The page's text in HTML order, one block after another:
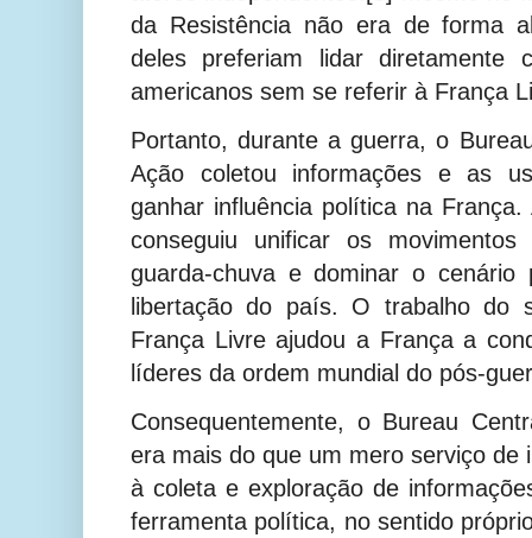
da Resistência não era de forma
deles preferiam lidar diretamente
americanos sem se referir à França
Portanto, durante a guerra, o
Ação coletou informações e as
ganhar influência política na
conseguiu unificar os
guarda-chuva e dominar o cenário
libertação do país. O trabalho do
França Livre ajudou a França a
líderes da ordem mundial do pós-
Consequentemente, o Bureau
era mais do que um mero serviço de
à coleta e exploração de
ferramenta política, no sentido